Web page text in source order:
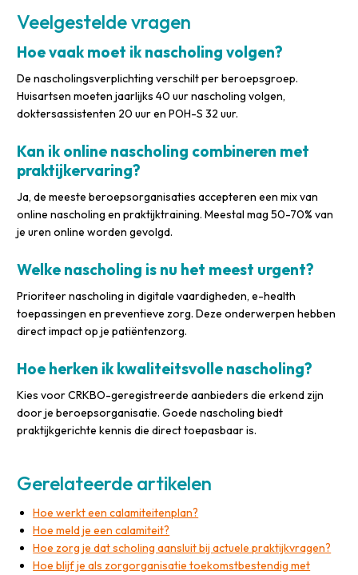
Veelgestelde vragen
Hoe vaak moet ik nascholing volgen?
De nascholingsverplichting verschilt per beroepsgroep.
Huisartsen moeten jaarlijks 40 uur nascholing volgen,
doktersassistenten 20 uur en POH-S 32 uur.
Kan ik online nascholing combineren met
praktijkervaring?
Ja, de meeste beroepsorganisaties accepteren een mix van
online nascholing en praktijktraining. Meestal mag 50-70% van
je uren online worden gevolgd.
Welke nascholing is nu het meest urgent?
Prioriteer nascholing in digitale vaardigheden, e-health
toepassingen en preventieve zorg. Deze onderwerpen hebben
direct impact op je patiëntenzorg.
Hoe herken ik kwaliteitsvolle nascholing?
Kies voor CRKBO-geregistreerde aanbieders die erkend zijn
door je beroepsorganisatie. Goede nascholing biedt
praktijkgerichte kennis die direct toepasbaar is.
Gerelateerde artikelen
Hoe werkt een calamiteitenplan?
Hoe meld je een calamiteit?
Hoe zorg je dat scholing aansluit bij actuele praktijkvragen?
Hoe blijf je als zorgorganisatie toekomstbestendig met